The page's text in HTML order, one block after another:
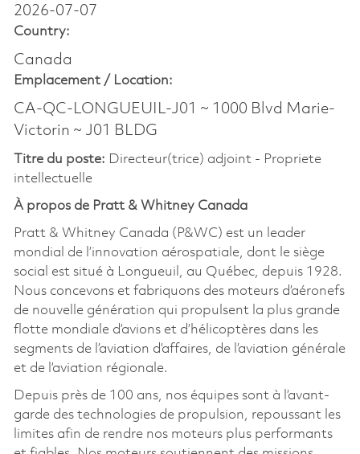
2026-07-07
Country:
Canada
Emplacement / Location:
CA-QC-LONGUEUIL-J01 ~ 1000 Blvd Marie-
Victorin ~ J01 BLDG
Titre du poste: Directeur(trice) adjoint - Propriete
intellectuelle
À propos de Pratt & Whitney Canada
Pratt & Whitney Canada (P&WC) est un leader
mondial de l’innovation aérospatiale, dont le siège
social est situé à Longueuil, au Québec, depuis 1928.
Nous concevons et fabriquons des moteurs d’aéronefs
de nouvelle génération qui propulsent la plus grande
flotte mondiale d’avions et d’hélicoptères dans les
segments de l’aviation d’affaires, de l’aviation générale
et de l’aviation régionale.
Depuis près de 100 ans, nos équipes sont à l’avant-
garde des technologies de propulsion, repoussant les
limites afin de rendre nos moteurs plus performants